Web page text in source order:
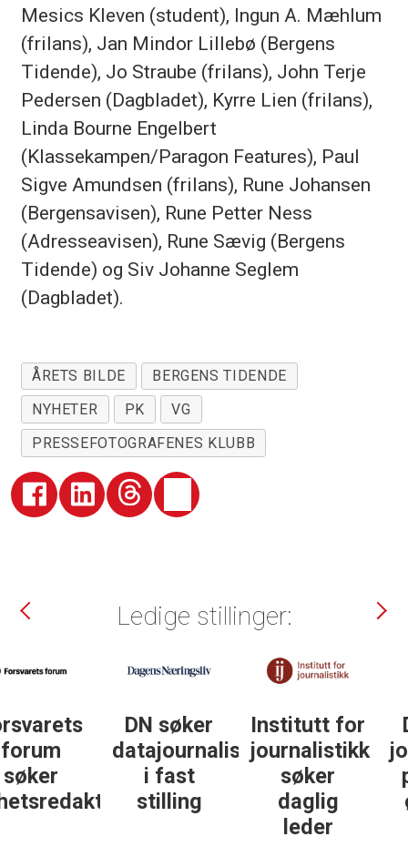
Mesics Kleven (student), Ingun A. Mæhlum
(frilans), Jan Mindor Lillebø (Bergens
Tidende), Jo Straube (frilans), John Terje
Pedersen (Dagbladet), Kyrre Lien (frilans),
Linda Bourne Engelbert
(Klassekampen/Paragon Features), Paul
Sigve Amundsen (frilans), Rune Johansen
(Bergensavisen), Rune Petter Ness
(Adresseavisen), Rune Sævig (Bergens
Tidende) og Siv Johanne Seglem
(Dagbladet).
ÅRETS BILDE
BERGENS TIDENDE
NYHETER
PK
VG
PRESSEFOTOGRAFENES KLUBB
Ledige stillinger:
DN søker
datajournalist
i fast
stilling
Institutt for
journalistikk
søker
daglig
DN søker
journalist
personlig
økonomi